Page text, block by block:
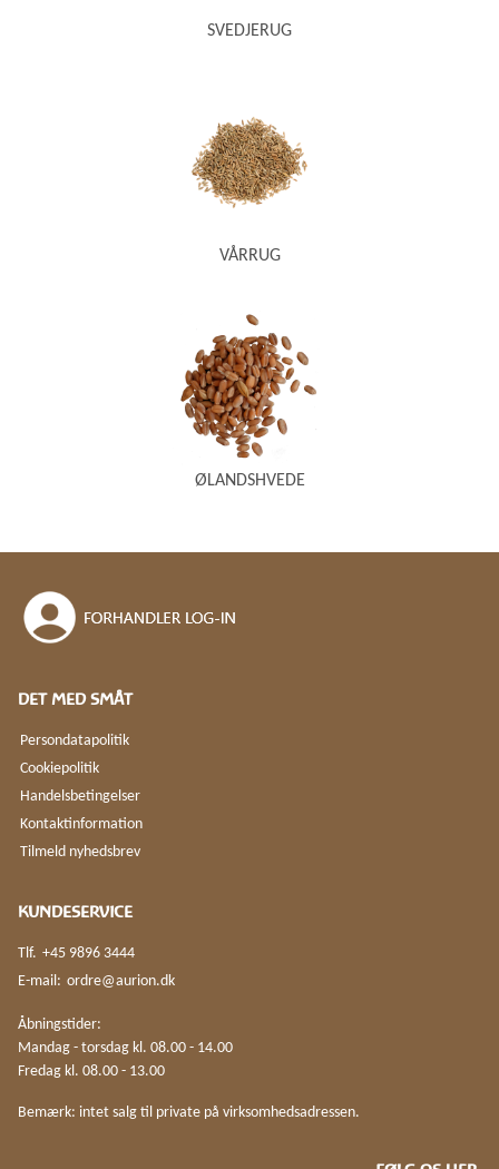
SVEDJERUG
VÅRRUG
ØLANDSHVEDE
DET MED SMÅT
Persondatapolitik
Cookiepolitik
Handelsbetingelser
Kontaktinformation
Tilmeld nyhedsbrev
KUNDESERVICE
Tlf. +45 9896 3444
E-mail: ordre@aurion.dk
Åbningstider:
Mandag - torsdag kl. 08.00 - 14.00
Fredag kl. 08.00 - 13.00
Bemærk: intet salg til private på virksomhedsadressen.